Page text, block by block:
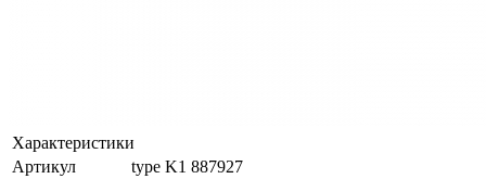
Характеристики
Артикул
type K1 887927